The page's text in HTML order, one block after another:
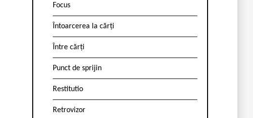
Focus
Întoarcerea la cărți
Între cărți
Punct de sprijin
Restitutio
Retrovizor